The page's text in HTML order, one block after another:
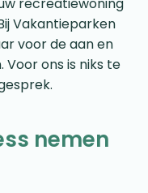
Vakantieparken
voor de aan en
ons is niks te
nemen